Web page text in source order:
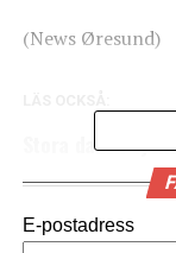
(News Øresund)
Stora dansk-
tunneln –
befintliga
Efter raset: E6
E-postadress